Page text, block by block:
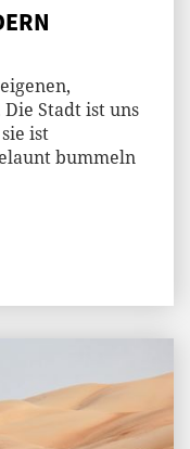
Stadt ist uns
ist
bummeln